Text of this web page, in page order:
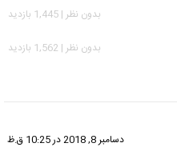
بدون نظر | 1,445 بازدید
بدون نظر | 1,562 بازدید
دسامبر 8, 2018 در 10:25 ق.ظ